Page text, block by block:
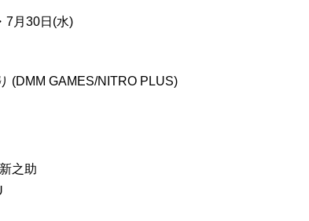
7月30日(水)
(DMM GAMES/NITRO PLUS)
之助